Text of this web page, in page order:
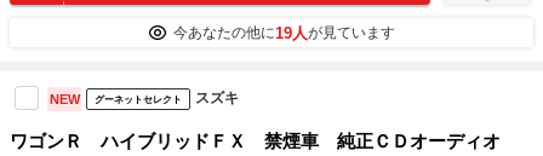
今あなたの他に19人が見ています
NEW グーネットセレクト スズキ
ワゴンＲ ハイブリッドＦＸ 禁煙車 純正ＣＤオーディオ